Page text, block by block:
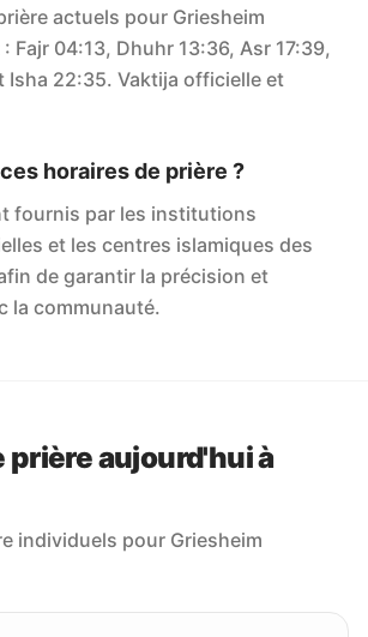
actuels pour Griesheim
Fajr 04:13, Dhuhr 13:36, Asr 17:39,
Isha 22:35. Vaktija officielle et
horaires de prière ?
fournis par les institutions
et les centres islamiques des
de garantir la précision et
la communauté.
prière aujourd'hui à
individuels pour Griesheim